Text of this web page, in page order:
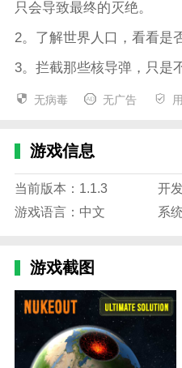
只会导致最终的灭绝。
2。了解世界人口，看看是
3。拦截那些核导弹，只是
1。首先，原子弹爆炸等于
受美好时光。
2。在多人模拟游戏中挑战
3。尽最大努力阻止核火箭
核战争模拟游戏中文版游戏
以上就是求知手游系列带
玩家如何找到拦截核武器
边肖相信它一定会满足玩
载试试吧！
无病毒 无广告
游戏信息
当前版本：1.1.3
开
游戏语言：中文
系
游戏截图